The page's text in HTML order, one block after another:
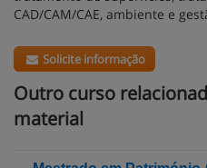
CAD/CAM/CAE, ambiente e
Solicite informação
Outro curso
material